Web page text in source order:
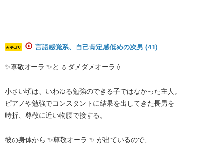
カテゴリ 言語感覚系、自己肯定感低めの次男 (41)
✨尊敬オーラ ✨と 💧ダメダメオーラ💧
小さい頃は、いわゆる勉強のできる子ではなかった主人。
ピアノや勉強でコンスタントに結果を出してきた長男を
時折、尊敬に近い物腰で接する。
彼の身体から ✨尊敬オーラ ✨ が出ているので、